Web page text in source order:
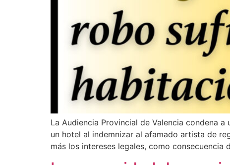
La Audiencia Provincial de Valencia condena
un hotel al indemnizar al afamado artista de
más los intereses legales, como consecuencia